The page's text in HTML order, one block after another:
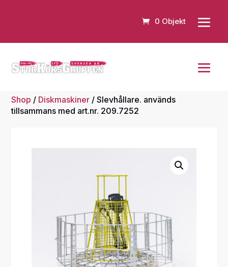
0 Objekt
Shop / Diskmaskiner / Slevhållare. används
tillsammans med art.nr. 209.7252